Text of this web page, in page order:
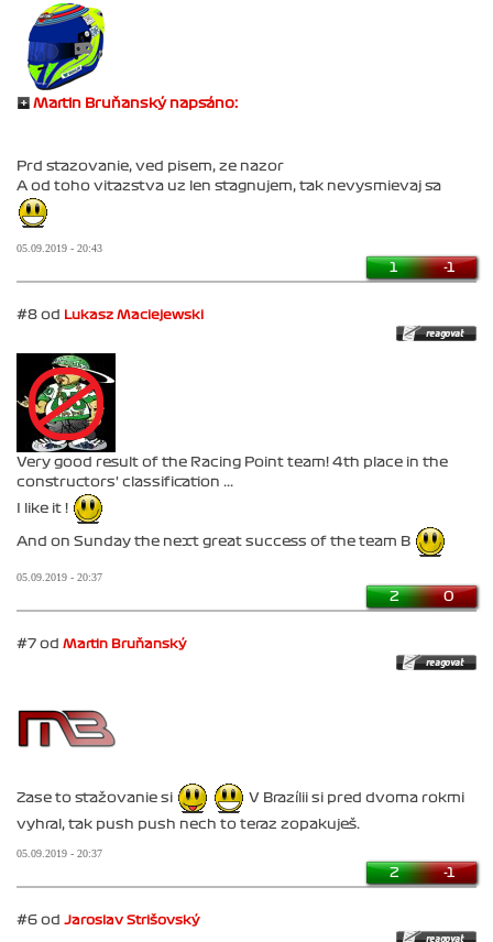
Martin Bruňanský napsáno:
Prd stazovanie, ved pisem, ze nazor
A od toho vitazstva uz len stagnujem, tak nevysmievaj sa
05.09.2019 - 20:43
1 -1
#8 od Lukasz Maciejewski
Very good result of the Racing Point team! 4th place in the
constructors' classification ...
I like it !
And on Sunday the next great success of the team B
05.09.2019 - 20:37
2 0
#7 od Martin Bruňanský
Zase to sťažovanie si V Brazílii si pred dvoma rokmi
vyhral, tak push push nech to teraz zopakuješ.
05.09.2019 - 20:37
2 -1
#6 od Jaroslav Strišovský